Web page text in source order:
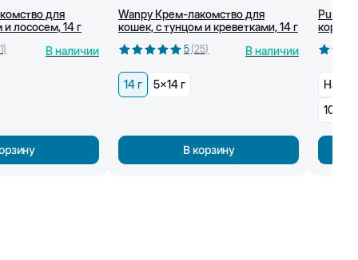
для
лососем, 14 г
) В наличии
Wanpy Крем-лакомство для
кошек, с тунцом и креветками, 14 г
5 (25) В наличии
14 г 5x14 г
В корзину
Purina
корм
На
10 кг